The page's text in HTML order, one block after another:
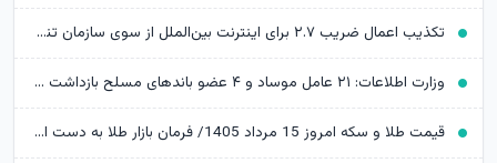
تکذیب اعمال ضریب ۲.۷ برای اینترنت بین‌الملل از سوی سازمان تنظیم مقررات
وزارت اطلاعات: ۲۱ عامل موساد و ۴ عضو باندهای مسلح بازداشت شدند
قیمت طلا و سکه امروز 15 مرداد 1405/ فرمان بازار طلا به دست اونس جهانی افتاد